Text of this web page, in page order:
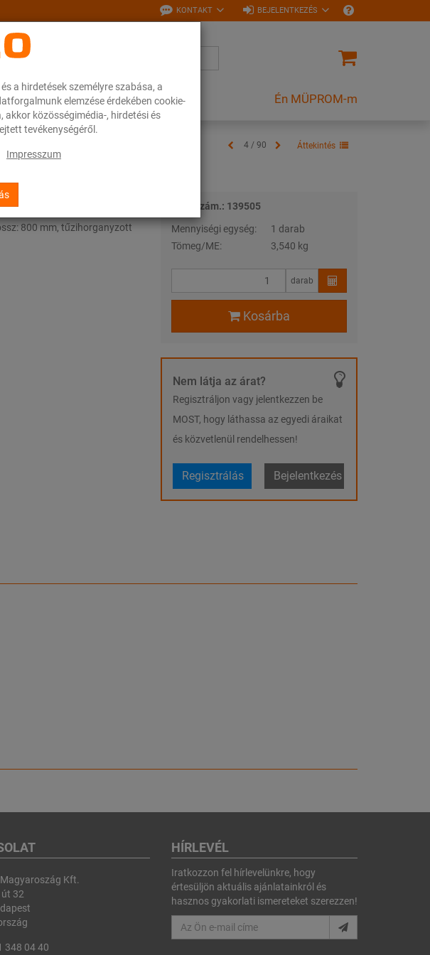
a hirdetések személyre szabása, a
elemzése érdekében cookie-
közösségimédia-, hirdetési és
tevékenységéről.
Impresszum
KONTAKT BEJELENTKEZÉS
Én MÜPROM-m
4 / 90 Áttekintés
800 mm, tűzihorganyzott
Tételszám.: 139505
Mennyiségi egység:
1 darab
Tömeg/ME:
3,540 kg
darab
Kosárba
Nem látja az árat?
Regisztráljon vagy jelentkezzen be
MOST, hogy láthassa az egyedi áraikat
és közvetlenül rendelhessen!
Regisztrálás Bejelentkezés
Magyaroszág Kft.
32
348 04 40
HÍRLEVÉL
Iratkozzon fel hírlevelünkre, hogy
értesüljön aktuális ajánlatainkról és
hasznos gyakorlati ismereteket szerezzen!